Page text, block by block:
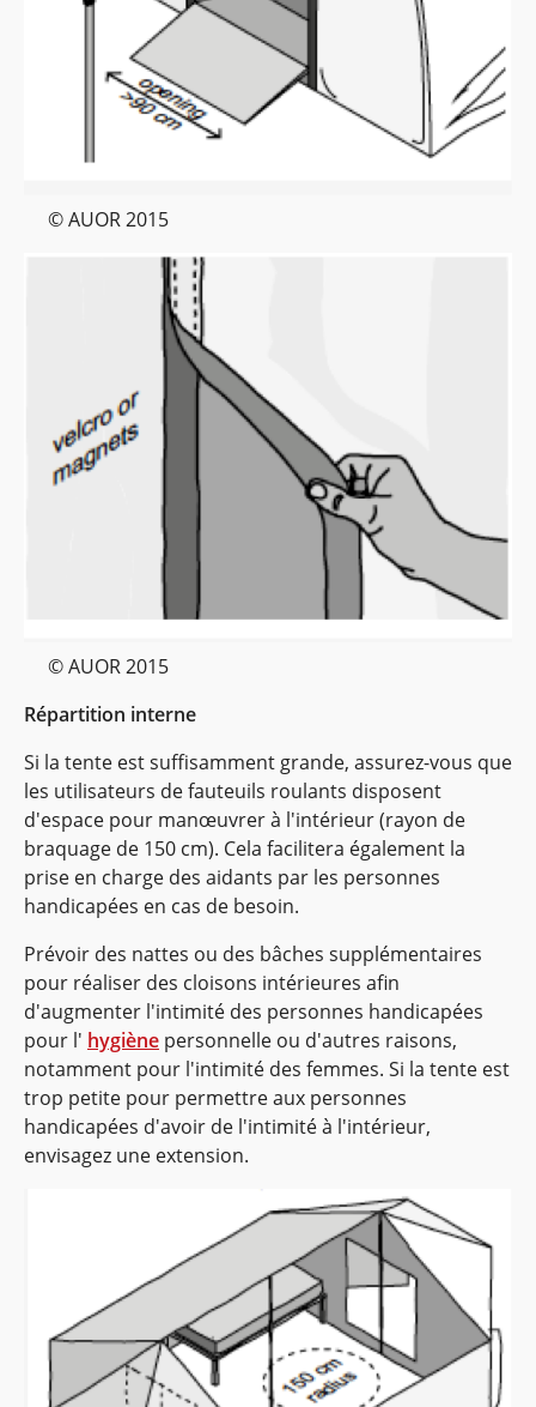
© AUOR 2015
© AUOR 2015
Répartition interne
Si la tente est suffisamment grande, assurez-vous que
les utilisateurs de fauteuils roulants disposent
d'espace pour manœuvrer à l'intérieur (rayon de
braquage de 150 cm). Cela facilitera également la
prise en charge des aidants par les personnes
handicapées en cas de besoin.
Prévoir des nattes ou des bâches supplémentaires
pour réaliser des cloisons intérieures afin
d'augmenter l'intimité des personnes handicapées
pour l' hygiène personnelle ou d'autres raisons,
notamment pour l'intimité des femmes. Si la tente est
trop petite pour permettre aux personnes
handicapées d'avoir de l'intimité à l'intérieur,
envisagez une extension.